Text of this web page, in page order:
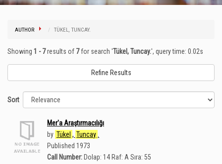
AUTHOR TÜKEL, TUNCAY.
Showing 1 - 7results of 7for search 'Tükel, Tuncay.', query time: 0.02s
Refine Results
Sort
Mer'a Araştırmacılığı
by Tükel , Tuncay
Published 1973
Call Number: Dolap: 14 Raf: A Sıra: 55